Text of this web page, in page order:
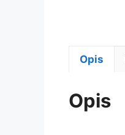
Opis
Opis